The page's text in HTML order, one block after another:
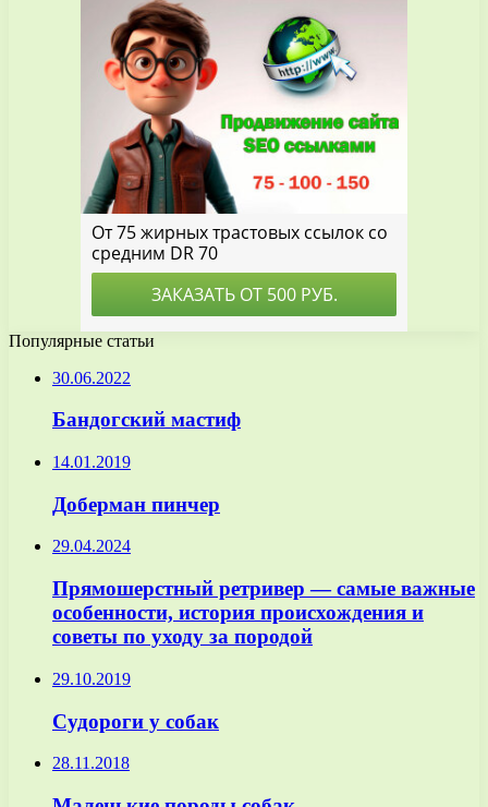
Популярные статьи
30.06.2022
Бандогский мастиф
14.01.2019
Доберман пинчер
29.04.2024
Прямошерстный ретривер — самые важные
особенности, история происхождения и
советы по уходу за породой
29.10.2019
Судороги у собак
28.11.2018